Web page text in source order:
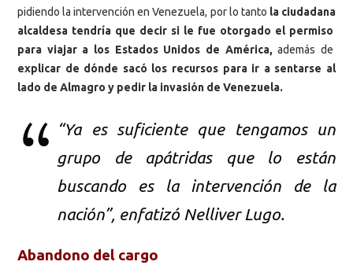
pidiendo la intervención en Venezuela, por lo tanto la ciudadana
alcaldesa tendría que decir si le fue otorgado el permiso
para viajar a los Estados Unidos de América,además de
explicar de dónde sacó los recursos para ir a sentarse al
lado de Almagro y pedir la invasión de Venezuela.
“Ya es suficiente que tengamos un
grupo de apátridas que lo están
buscando es la intervención de la
nación”, enfatizó Nelliver Lugo.
Abandono del cargo